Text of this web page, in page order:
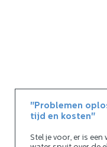
"Problemen
tijd en kosten"
Stel je voor, er is